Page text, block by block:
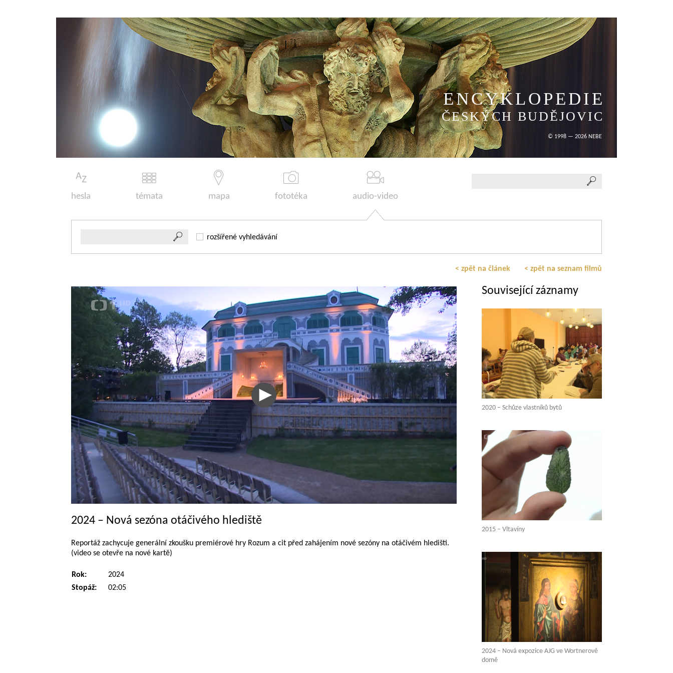
ENCYKLOPEDIE
ČESKÝCH BUDĚJOVIC
© 1998 — 2026 NEBE
hesla témata mapa fototéka audio-video
rozšířené vyhledávání
< zpět na článek < zpět na seznam filmů
2024 – Nová sezóna otáčivého hlediště
Reportáž zachycuje generální zkoušku premiérové hry Rozum a cit před zahájením nové sezóny na otáčivém hledišti.
(video se otevře na nové kartě)
Rok:
2024
Stopáž:
02:05
Související záznamy
2020 – Schůze vlastníků bytů
2015 – Vltavíny
2024 – Nová expozice AJG ve Wortnerově
domě